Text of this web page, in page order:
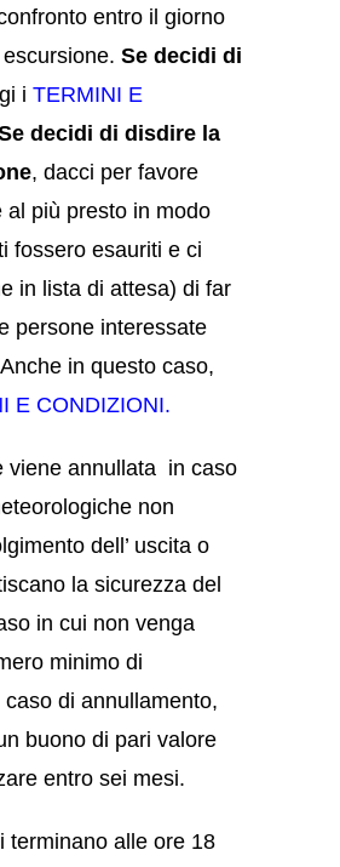
entro il giorno
escursione.Se decidi di
i TERMINI E
decidi di disdire la
, dacci per favore
al più presto in modo
fossero esauriti e ci
in lista di attesa) di far
persone interessate
in questo caso,
E CONDIZIONI.
viene annullata in caso
non
dell’ uscita o
la sicurezza del
in cui non venga
minimo di
di annullamento,
buono di pari valore
entro sei mesi.
terminano alle ore 18